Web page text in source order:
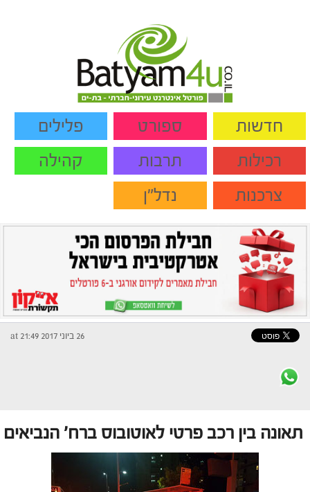
חדשות ספורט
פלילים
רכילות
תרבות
קהילה
צרכנות
נדל"ן
26 ביוני 2017 at 21:49
תאונה בין רכב פרטי לאוטובוס ברח' הנביאים